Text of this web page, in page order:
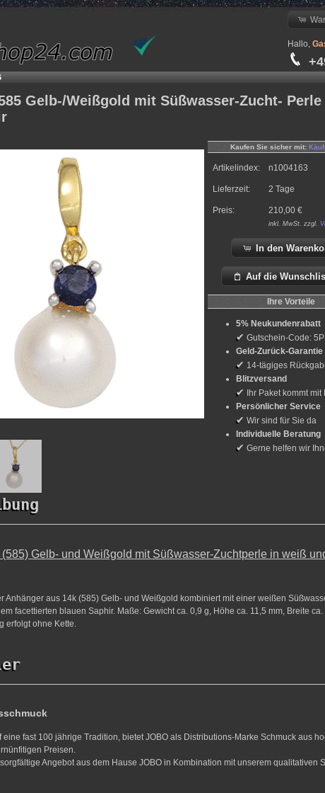
Hallo,
Gelb-/Weißgold mit Süßwasser-Zucht- Perle
Kaufen Sie sicher mit:
Artikelindex: n1004163
Lieferzeit: 2 Tage
Preis: 210,00 €
inkl. MwSt. zzgl.
In den
Auf die
Ihre Vorteile
5% Neukundenrabatt
✔ Gutschein-Code:
Geld-Zurück-Garantie
✔ 14-tägiges
Blitzversand
✔
Ihr Paket kommt mit
Persönlicher Service
✔ Wir sind für Sie da
Individuelle Beratung
✔ Gerne helfen wir
Gelb- und Weißgold mit Süßwasser-Zuchtperle in weiß
Anhänger aus 14k (585) Gelb- und Weißgold kombiniert mit einer weißen
facettierten blauen Saphir. Maße: Gewicht ca. 0,9 g, Höhe ca. 11,5 mm, Breite ca.
erfolgt ohne Kette.
eine fast 100 jährige Tradition, bietet JOBO als Distributions-Marke Schmuck aus
Preisen.
Angebot aus dem Hause JOBO in Kombination mit unserem qualitativen